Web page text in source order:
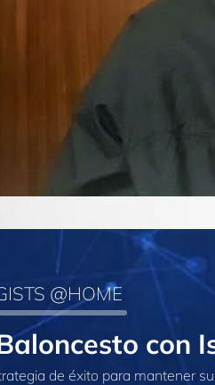
@HOME
con
de éxito para mantener